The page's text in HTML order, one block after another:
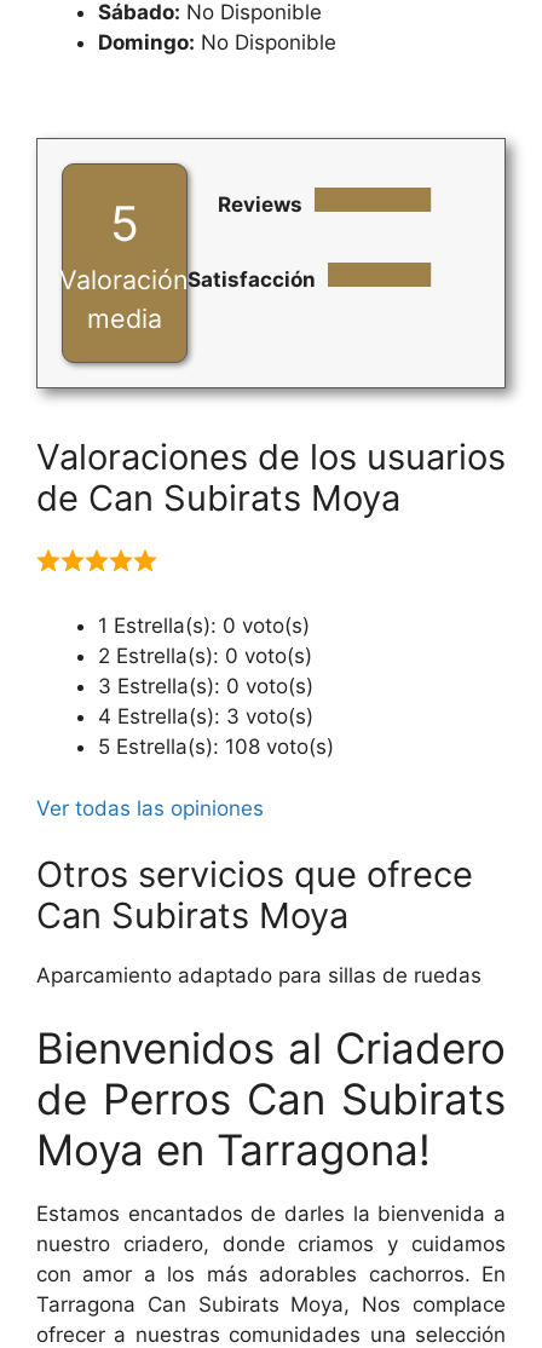
Sábado: No Disponible
Domingo: No Disponible
5
Valoración
media
Reviews
Satisfacción
Valoraciones de los usuarios
de Can Subirats Moya
1 Estrella(s): 0 voto(s)
2 Estrella(s): 0 voto(s)
3 Estrella(s): 0 voto(s)
4 Estrella(s): 3 voto(s)
5 Estrella(s): 108 voto(s)
Ver todas las opiniones
Otros servicios que ofrece
Can Subirats Moya
Aparcamiento adaptado para sillas de ruedas
Bienvenidos al Criadero
de Perros Can Subirats
Moya en Tarragona!
Estamos encantados de darles la bienvenida a
nuestro criadero, donde criamos y cuidamos
con amor a los más adorables cachorros. En
Tarragona Can Subirats Moya, Nos complace
ofrecer a nuestras comunidades una selección